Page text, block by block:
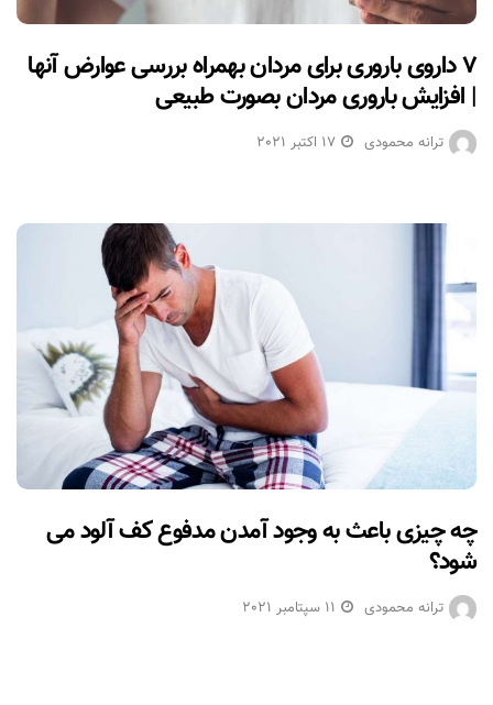
۷ داروی باروری برای مردان بهمراه بررسی عوارض آنها
| افزایش باروری مردان بصورت طبیعی
ترانه محمودی 17 اکتبر 2021
چه چیزی باعث به وجود آمدن مدفوع کف آلود می
شود؟
ترانه محمودی 11 سپتامبر 2021